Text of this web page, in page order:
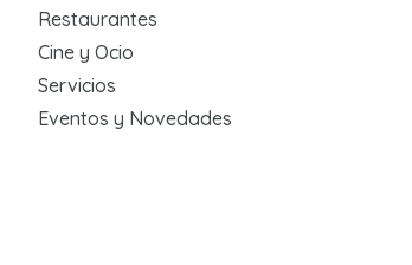
Restaurantes
Cine y Ocio
Servicios
Eventos y Novedades